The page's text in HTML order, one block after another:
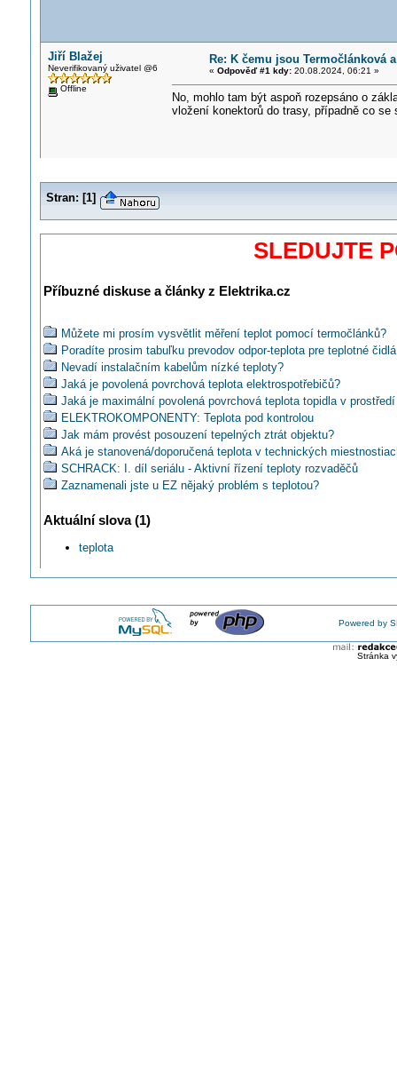
Jiří Blažej
Neverifikovaný uživatel @6
Offline
Re: K čemu jsou Termočlánková
« Odpověď #1 kdy:20.08.2024, 06:21 »
No, mohlo tam být aspoň rozepsáno o
vložení konektorů do trasy, případně co
Stran: [1]
SLEDUJTE
Příbuzné diskuse a články z Elektrika.cz
Můžete mi prosím vysvětlit měření teplot pomocí termočlánků?
Poradíte prosim tabuľku prevodov odpor-teplota pre teplotné
Nevadí instalačním kabelům nízké teploty?
Jaká je povolená povrchová teplota elektrospotřebičů?
Jaká je maximální povolená povrchová teplota topidla v
ELEKTROKOMPONENTY: Teplota pod kontrolou
Jak mám provést posouzení tepelných ztrát objektu?
Aká je stanovená/doporučená teplota v technických
SCHRACK: I. díl seriálu - Aktivní řízení teploty rozvaděčů
Zaznamenali jste u EZ nějaký problém s teplotou?
Je nerovnoměrné rozložení teploty suchého transformátoru
TYMPOL: Teplotní relé PRM-10
Poradíte s výběrem bez/kontaktního teploměru?
Jak vypočítat teplotu nebo výdrž sváru u zkratového proudu?
Termokamerové systémy Workswell ThermoInspector a WIRIS
Proč se stále přehřívá vodiče jedné fáze bioplynového
Aktuální slova (1)
teplota
Powered by
Stránka